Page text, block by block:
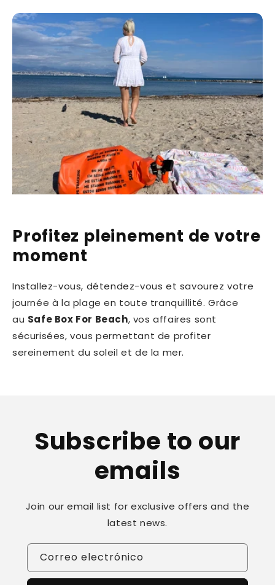
Profitez pleinement de votre
moment
Installez-vous, détendez-vous et savourez votre
journée à la plage en toute tranquillité. Grâce
au Safe Box For Beach, vos affaires sont
sécurisées, vous permettant de profiter
sereinement du soleil et de la mer.
Subscribe to our
emails
Join our email list for exclusive offers and the
latest news.
Correo electrónico